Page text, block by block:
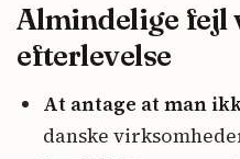
Almindelige fejl
efterlevelse
At antage at man
danske